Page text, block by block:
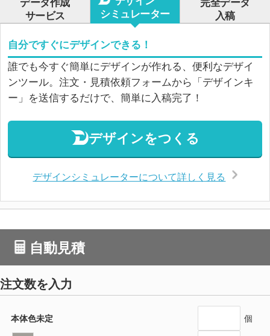
サービス
シミュレーター
入稿
自分ですぐにデザインできる！
誰でも今すぐ簡単にデザインが作れる、便利なデザイ
ンツール。注文・見積依頼フォームから「デザインキ
ー」を送信するだけで、簡単に入稿完了！
デザインをつくる
デザインシミュレーターについて詳しく見る
自動見積
注文数を入力
本体色未定 個